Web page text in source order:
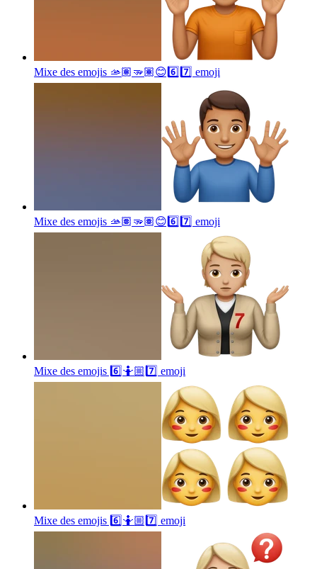
Mixe des emojis 🫴🏽🫳🏽😊6️⃣7️⃣ emoji
Mixe des emojis 🫴🏽🫳🏽😊6️⃣7️⃣ emoji
Mixe des emojis 6️⃣🤷🏼7️⃣ emoji
Mixe des emojis 6️⃣🤷🏼7️⃣ emoji